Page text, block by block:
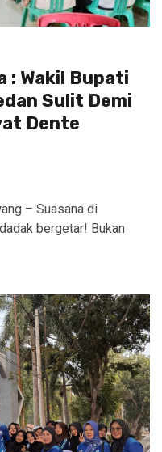
: Wakil Bupati
Sulit Demi
Dente
– Suasana di
bergetar! Bukan